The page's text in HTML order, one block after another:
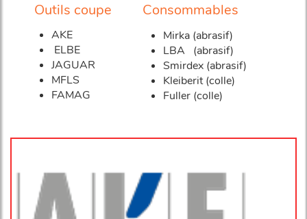
Outils coupe
AKE
ELBE
JAGUAR
MFLS
FAMAG
Consommables
Mirka (abrasif)
LBA (abrasif)
Smirdex (abrasif)
Kleiberit (colle)
Fuller (colle)